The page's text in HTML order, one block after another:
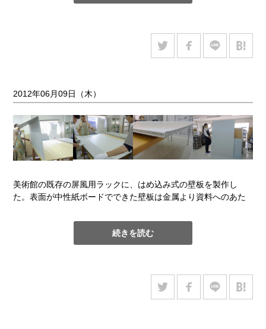
2012年06月09日（木）
美術館の既存の屏風用ラックに、はめ込み式の壁板を製作し
た。表面が中性紙ボードでできた壁板は金属より資料へのあた
1.8m×1.2mもの大きさがあるため、三層構造にして強度をもた
せた。貼り合わせも3人がかりの大仕事。
続きを読む